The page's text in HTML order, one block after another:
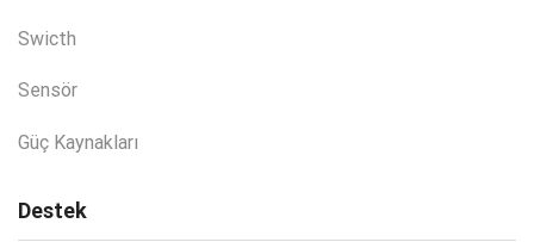
Swicth
Sensör
Güç Kaynakları
Destek